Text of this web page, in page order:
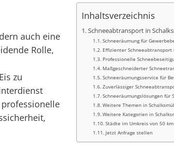
Inhaltsverzeichnis
Schneeabtransport in
Schneeräumung für
Effizienter Schneeabtransport
Professionelle
Maßgeschneiderter
Schneeräumungsservice für
Zuverlässiger
Schneeräumungslösungen für
Weitere Themen in
Weitere Kategorien in
Städte im Umkreis von 50 km
Jetzt Anfrage stellen
auch eine
Rolle,
zu